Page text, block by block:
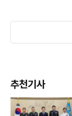
추천기사